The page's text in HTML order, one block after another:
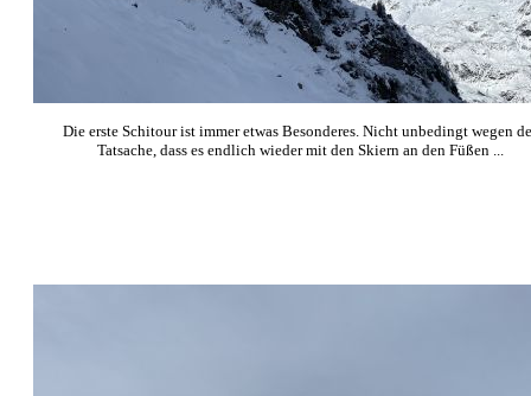
Die erste Schitour ist immer etwas Besonderes. Nicht unbedingt wegen
Tatsache, dass es endlich wieder mit den Skiern an den Füßen ...